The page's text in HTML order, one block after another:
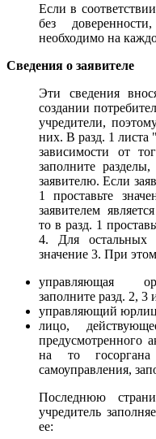
Если в
без
необходимо на
Сведения о заявителе
Эти сведения
создании
учредители,
них. В разд. 1 листа
зависимости от
заполните
заявителю. Если
1 проставьте
заявителем
то в разд. 1
4. Для остальных
значение 3. При
управляющая
заполните разд. 2, 3
управляющий
лицо,
предусмотренного
на то
самоуправления,
Последнюю
учредитель
ее: